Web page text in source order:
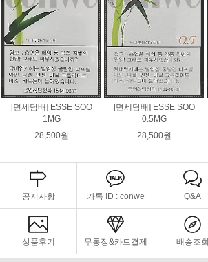
[면세담배] ESSE SOO
1MG
28,500원
[면세담배] ESSE SOO
0.5MG
28,500원
공지사항 카톡 ID : conwe Q&A
상품후기 무통장&카드결제 배송조회